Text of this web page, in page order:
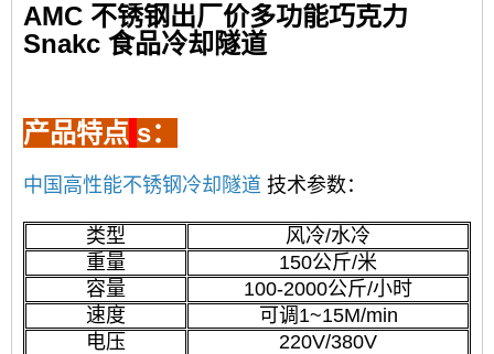
AMC 不锈钢出厂价多功能巧克力
Snakc 食品冷却隧道
产品特点 s：
中国高性能不锈钢冷却隧道 技术参数：
类型
风冷/水冷
重量
150公斤/米
容量
100-2000公斤/小时
速度
可调1~15M/min
电压
220V/380V